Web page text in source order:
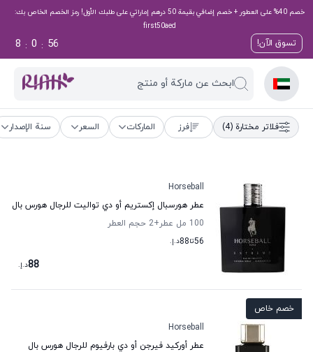
خصم 40% على العطور + خصم إضافي بقيمة 50 درهم إماراتي على طلبك الأول! رمز الخصم الخاص بك:
first50aed
تسوق الآن! 56
:
0
:
8
ابحث عن ماركة أو منتج
فلاتر مختارة (4) فرز الماركات السعر سنة الإصدار
Horseball
عطر هورسبال إكستريم أو دي تواليت للرجال هورس بال
100 مل عطر
+2
حجم العطر
56تا88د.إ.
88د.إ.
خصم خاص
Horseball
عطر أوركيد فيرجن أو دي بارفيوم للرجال هورس بال